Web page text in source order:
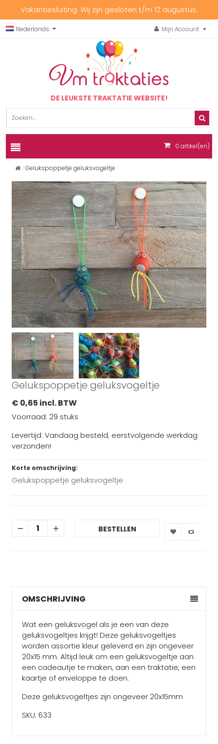
Vakantiesluiting: Wij zijn gesloten t/m 12 augustus.
Nederlands Mijn Account
DE LEUKSTE TRAKTATIE WEBSITE!
0 artikel(en)
Gelukspoppetje geluksvogeltje
Gelukspoppetje geluksvogeltje
€ 0,65 incl. BTW
Voorraad: 29 stuks
Levertijd: Vandaag besteld; eerstvolgende werkdag
verzonden!
Korte omschrijving:
Gelukspoppetje geluksvogeltje
BESTELLEN
OMSCHRIJVING
Wat een geluksvogel als je een van deze
geluksvogeltjes krijgt! Deze geluksvogeltjes
worden assortie kleur geleverd en zijn ongeveer
20x15 mm. Altijd leuk om een geluksvogeltje aan
een cadeautje te maken, aan een traktatie, een
kaartje of enveloppe te doen.
Deze geluksvogeltjes zijn ongeveer 20x15mm
SKU: 633